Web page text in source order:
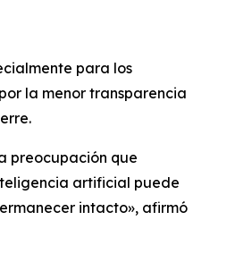
para los
la menor transparencia
preocupación que
artificial puede
intacto», afirmó